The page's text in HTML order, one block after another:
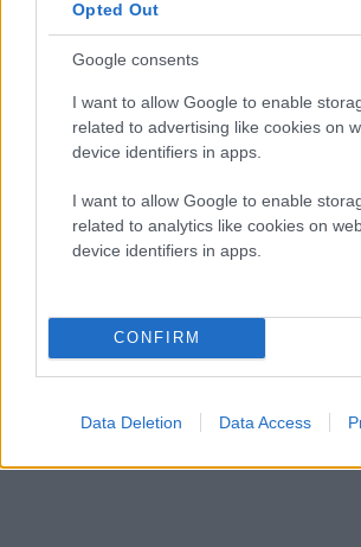
Opted Out
Google consents
I want to allow Google to enable
related to advertising like cookies on
device identifiers in apps.
I want to allow Google to enable
related to analytics like cookies on
device identifiers in apps.
CONFIRM
Data Deletion Data Access
Θα κυκλοφορήσει τον Ιούνιο στην